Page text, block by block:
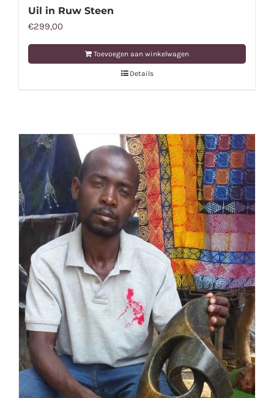
Uil in Ruw Steen
€299,00
Toevoegen aan winkelwagen
Details